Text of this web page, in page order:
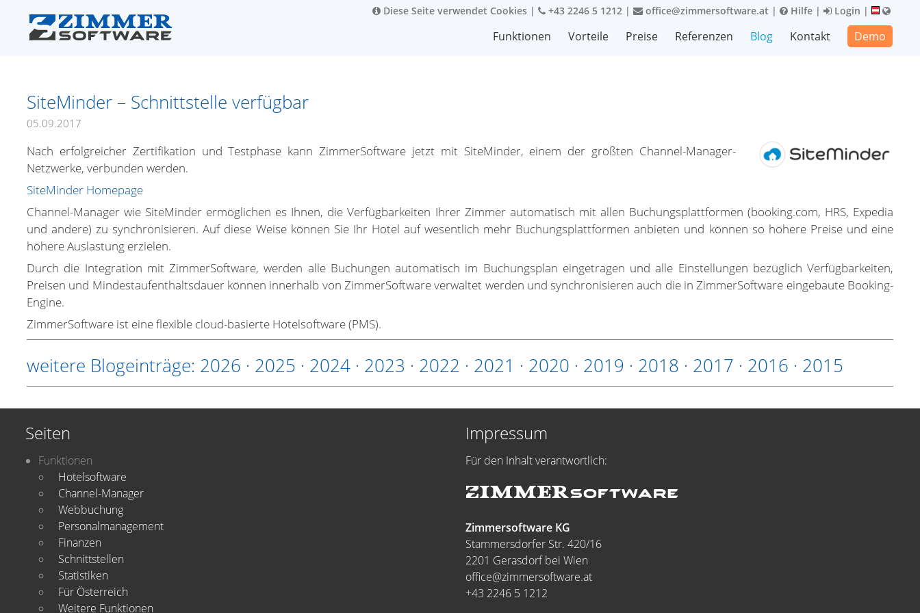
Diese Seite verwendet Cookies | +43 2246 5 1212 | office@zimmersoftware.at | Hilfe | Login |
Funktionen Vorteile Preise Referenzen Blog Kontakt Demo
SiteMinder – Schnittstelle verfügbar
05.09.2017
Nach erfolgreicher Zertifikation und Testphase kann ZimmerSoftware jetzt mit SiteMinder, einem der größten Channel-Manager-
Netzwerke, verbunden werden.
SiteMinder Homepage
Channel-Manager wie SiteMinder ermöglichen es Ihnen, die Verfügbarkeiten Ihrer Zimmer automatisch mit allen Buchungsplattformen (booking.com, HRS, Expedia
und andere) zu synchronisieren. Auf diese Weise können Sie Ihr Hotel auf wesentlich mehr Buchungsplattformen anbieten und können so höhere Preise und eine
höhere Auslastung erzielen.
Durch die Integration mit ZimmerSoftware, werden alle Buchungen automatisch im Buchungsplan eingetragen und alle Einstellungen bezüglich Verfügbarkeiten,
Preisen und Mindestaufenthaltsdauer können innerhalb von ZimmerSoftware verwaltet werden und synchronisieren auch die in ZimmerSoftware eingebaute Booking-
Engine.
ZimmerSoftware ist eine flexible cloud-basierte Hotelsoftware (PMS).
weitere Blogeinträge: 2026 · 2025 · 2024 · 2023 · 2022 · 2021 · 2020 · 2019 · 2018 · 2017 · 2016 · 2015
Seiten
Funktionen
Hotelsoftware
Channel-Manager
Webbuchung
Personalmanagement
Finanzen
Schnittstellen
Statistiken
Für Österreich
Weitere Funktionen
Impressum
Für den Inhalt verantwortlich:
Zimmersoftware KG
Stammersdorfer Str. 420/16
2201 Gerasdorf bei Wien
office@zimmersoftware.at
+43 2246 5 1212